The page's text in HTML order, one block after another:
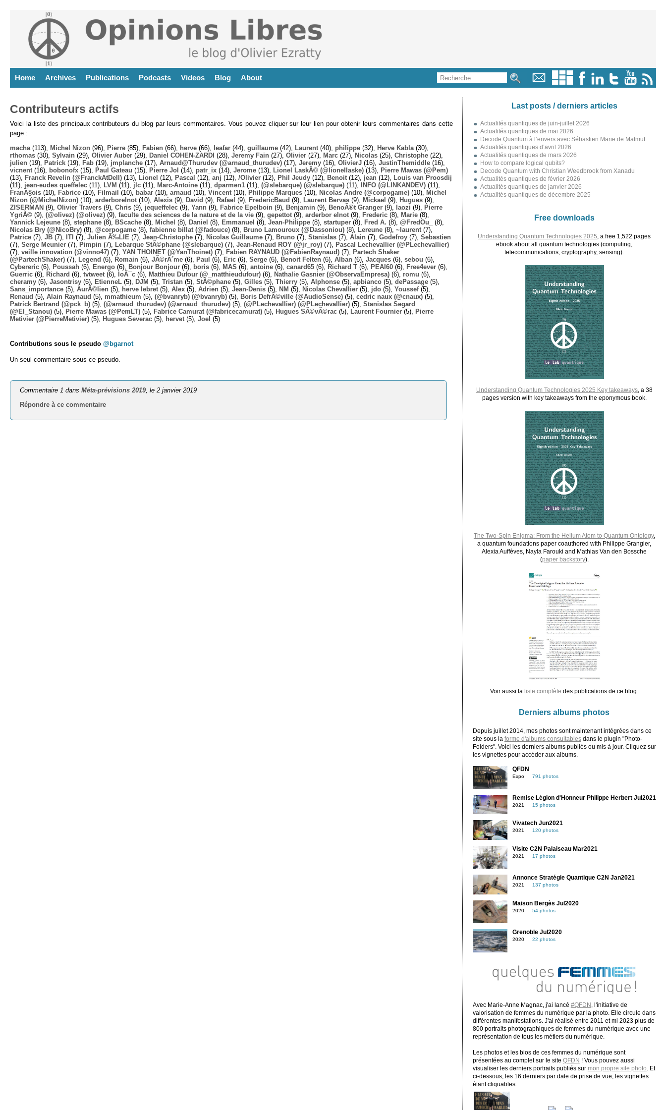
Home Archives Publications Podcasts Videos Blog About
Contributeurs actifs
Voici la liste des principaux contributeurs du blog par leurs commentaires. Vous pouvez cliquer sur leur lien pour obtenir leurs commentaires dans cette
page :
macha (113), Michel Nizon (96), Pierre (85), Fabien (66), herve (66), leafar (44), guillaume (42), Laurent (40), philippe (32), Herve Kabla (30),
rthomas (30), Sylvain (29), Olivier Auber (29), Daniel COHEN-ZARDI (28), Jeremy Fain (27), Olivier (27), Marc (27), Nicolas (25), Christophe (22),
julien (19), Patrick (19), Fab (19), jmplanche (17), Arnaud@Thurudev (@arnaud_thurudev) (17), Jeremy (16), OlivierJ (16), JustinThemiddle (16),
vicnent (16), bobonofx (15), Paul Gateau (15), Pierre Jol (14), patr_ix (14), Jerome (13), Lionel LaskÃ© (@lionellaske) (13),
Pierre Mawas (@Pem)
(13),
Franck Revelin (@FranckAtDell) (13), Lionel (12), Pascal (12), anj (12), /Olivier (12), Phil Jeudy (12), Benoit (12), jean (12),
Louis van Proosdij
(11), jean-eudes queffelec (11), LVM (11), jlc (11), Marc-Antoine (11), dparmen1 (11), (@slebarque) (@slebarque) (11), INFO (@LINKANDEV) (11),
FranÃ§ois (10), Fabrice (10), Filmail (10), babar (10), arnaud (10), Vincent (10), Philippe Marques (10), Nicolas Andre (@corpogame) (10),
Michel
Nizon (@MichelNizon) (10), arderborelnot (10), Alexis (9), David (9), Rafael (9), FredericBaud (9), Laurent Bervas (9), Mickael (9), Hugues (9),
ZISERMAN (9), Olivier Travers (9), Chris (9), jequeffelec (9), Yann (9), Fabrice Epelboin (9), Benjamin (9), BenoÃ®t Granger (9), laozi (9),
Pierre
YgriÃ© (9), (@olivez) (@olivez) (9), faculte des sciences de la nature et de la vie (9), gepettot (9), arderbor elnot (9), Frederic (8), Marie (8),
Yannick Lejeune (8), stephane (8), BScache (8), Michel (8), Daniel (8), Emmanuel (8), Jean-Philippe (8), startuper (8), Fred A. (8), @FredOu_
(8),
Nicolas Bry (@NicoBry) (8), @corpogame (8), fabienne billat (@fadouce) (8), Bruno Lamouroux (@Dassoniou) (8), Lereune (8), ~laurent (7),
Patrice (7), JB (7), ITI (7), Julien Ã‰LIE (7), Jean-Christophe (7), Nicolas Guillaume (7), Bruno (7), Stanislas (7), Alain (7), Godefroy (7), Sebastien
(7), Serge Meunier (7), Pimpin (7), Lebarque StÃ©phane (@slebarque) (7), Jean-Renaud ROY (@jr_roy) (7),
Pascal Lechevallier (@PLechevallier)
(7), veille innovation (@vinno47) (7), YAN THOINET (@YanThoinet) (7), Fabien RAYNAUD (@FabienRaynaud) (7),
Partech Shaker
(@PartechShaker) (7), Legend (6), Romain (6), JÃ©rÃ´me (6), Paul (6), Eric (6), Serge (6), Benoit Felten (6), Alban (6), Jacques (6), sebou (6),
Cybereric (6), Poussah (6), Energo (6), Bonjour Bonjour (6), boris (6), MAS (6), antoine (6), canard65 (6), Richard T (6), PEAI60 (6), Free4ever (6),
Guerric (6), Richard (6), tvtweet (6), loÃ¯c (6), Matthieu Dufour (@_matthieudufour) (6), Nathalie Gasnier (@ObservaEmpresa) (6), romu (6),
cheramy (6), Jasontrisy (6), EtienneL (5), DJM (5), Tristan (5), StÃ©phane (5), Gilles (5), Thierry (5), Alphonse (5), apbianco (5), dePassage (5),
Sans_importance (5), AurÃ©lien (5), herve lebret (5), Alex (5), Adrien (5), Jean-Denis (5), NM (5), Nicolas Chevallier (5), jdo (5), Youssef(5),
Renaud (5), Alain Raynaud (5), mmathieum (5), (@bvanryb) (@bvanryb) (5), Boris DefrÃ©ville (@AudioSense) (5), cedric naux (@cnaux) (5),
Patrick Bertrand (@pck_b) (5), (@arnaud_thurudev) (@arnaud_thurudev) (5), (@PLechevallier) (@PLechevallier) (5), Stanislas Segard
(@El_Stanou) (5), Pierre Mawas (@PemLT) (5), Fabrice Camurat (@fabricecamurat) (5), Hugues SÃ©vÃ©rac (5), Laurent Fournier (5),
Pierre
Metivier (@PierreMetivier) (5), Hugues Severac (5), hervet (5), Joel (5)
Contributions sous le pseudo @bgarnot
Un seul commentaire sous ce pseudo.
Commentaire 1 dansMéta-prévisions 2019, le 2 janvier 2019
Répondre à ce commentaire
Last posts / derniers articles
Actualités quantiques de juin-juillet 2026
Actualités quantiques de mai 2026
Decode Quantum à l’envers avec Sébastien Marie de Matmut
Actualités quantiques d’avril 2026
Actualités quantiques de mars 2026
How to compare logical qubits?
Decode Quantum with Christian Weedbrook from Xanadu
Actualités quantiques de février 2026
Actualités quantiques de janvier 2026
Actualités quantiques de décembre 2025
Free downloads
Understanding Quantum Technologies 2025 , a free 1,522 pages
ebook about all quantum technologies (computing,
telecommunications, cryptography, sensing):
Understanding Quantum Technologies 2025 Key takeaways, a 38
pages version with key takeaways from the eponymous book.
The Two-Spin Enigma: From the Helium Atom to Quantum Ontology,
a quantum foundations paper coauthored with Philippe Grangier,
Alexia Auffèves, Nayla Farouki and Mathias Van den Bossche
(paper backstory).
Voir aussi la liste complète des publications de ce blog.
Derniers albums photos
Depuis juillet 2014, mes photos sont maintenant intégrées dans ce
site sous la forme d'albums consultablesdans le plugin "Photo-
Folders". Voici les derniers albums publiés ou mis à jour. Cliquez sur
les vignettes pour accéder aux albums.
QFDN
Expo 791 photos
Remise Légion d'Honneur Philippe Herbert Jul2021
2021 15 photos
Vivatech Jun2021
2021 120 photos
Visite C2N Palaiseau Mar2021
2021 17 photos
Annonce Stratégie Quantique C2N Jan2021
2021 137 photos
Maison Bergès Jul2020
2020 54 photos
Grenoble Jul2020
2020 22 photos
Avec Marie-Anne Magnac, j'ai lancé #QFDN
, l'initiative de
valorisation de femmes du numérique par la photo. Elle circule dans
différentes manifestations. J'ai réalisé entre 2011 et mi 2023 plus de
800 portraits photographiques de femmes du numérique avec une
représentation de tous les métiers du numérique.
Les photos et les bios de ces femmes du numérique sont
présentées au complet sur le site QFDN ! Vous pouvez aussi
visualiser les derniers portraits publiés sur mon propre site photo . Et
ci-dessous, les 16 derniers par date de prise de vue, les vignettes
étant cliquables.